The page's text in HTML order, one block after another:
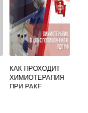
КАК ПРОХОДИТ
ХИМИОТЕРАПИЯ
ПРИ РАКЕ